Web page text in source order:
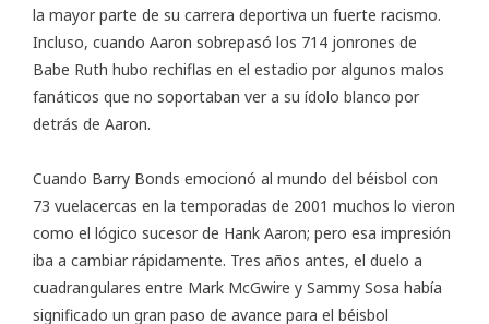
la mayor parte de su carrera deportiva un fuerte racismo.
Incluso, cuando Aaron sobrepasó los 714 jonrones de
Babe Ruth hubo rechiflas en el estadio por algunos malos
fanáticos que no soportaban ver a su ídolo blanco por
detrás de Aaron.
Cuando Barry Bonds emocionó al mundo del béisbol con
73 vuelacercas en la temporadas de 2001 muchos lo vieron
como el lógico sucesor de Hank Aaron; pero esa impresión
iba a cambiar rápidamente. Tres años antes, el duelo a
cuadrangulares entre Mark McGwire y Sammy Sosa había
significado un gran paso de avance para el béisbol